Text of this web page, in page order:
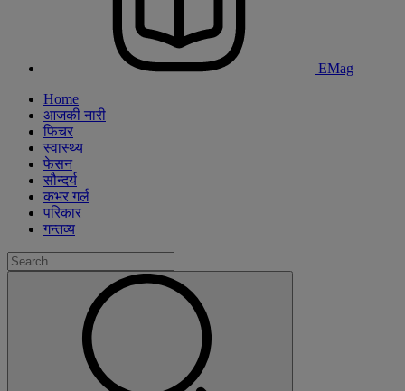
EMag
Home
आजकी नारी
फिचर
स्वास्थ्य
फेसन
सौन्दर्य
कभर गर्ल
परिकार
गन्तव्य